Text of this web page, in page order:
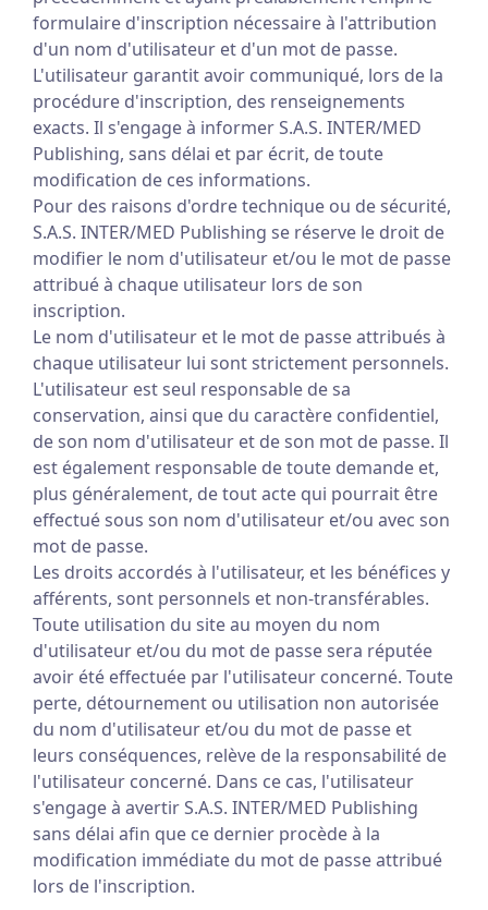
formulaire d'inscription nécessaire à l'attribution
d'un nom d'utilisateur et d'un mot de passe.
L'utilisateur garantit avoir communiqué, lors de la
procédure d'inscription, des renseignements
exacts. Il s'engage à informer S.A.S. INTER/MED
Publishing, sans délai et par écrit, de toute
modification de ces informations.
Pour des raisons d'ordre technique ou de sécurité,
S.A.S. INTER/MED Publishing se réserve le droit de
modifier le nom d'utilisateur et/ou le mot de passe
attribué à chaque utilisateur lors de son
inscription.
Le nom d'utilisateur et le mot de passe attribués à
chaque utilisateur lui sont strictement personnels.
L'utilisateur est seul responsable de sa
conservation, ainsi que du caractère confidentiel,
de son nom d'utilisateur et de son mot de passe. Il
est également responsable de toute demande et,
plus généralement, de tout acte qui pourrait être
effectué sous son nom d'utilisateur et/ou avec son
mot de passe.
Les droits accordés à l'utilisateur, et les bénéfices y
afférents, sont personnels et non-transférables.
Toute utilisation du site au moyen du nom
d'utilisateur et/ou du mot de passe sera réputée
avoir été effectuée par l'utilisateur concerné. Toute
perte, détournement ou utilisation non autorisée
du nom d'utilisateur et/ou du mot de passe et
leurs conséquences, relève de la responsabilité de
l'utilisateur concerné. Dans ce cas, l'utilisateur
s'engage à avertir S.A.S. INTER/MED Publishing
sans délai afin que ce dernier procède à la
modification immédiate du mot de passe attribué
lors de l'inscription.